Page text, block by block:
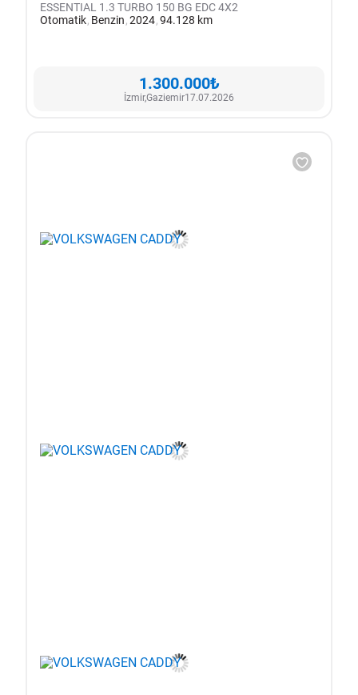
ESSENTIAL 1.3 TURBO 150 BG EDC 4X2
Otomatik Benzin202494.128 km
1.300.000₺
İzmir,Gaziemir17.07.2026